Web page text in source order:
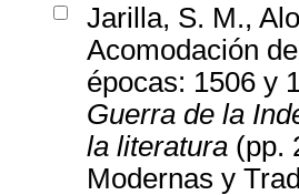
Jarilla, S. M.,
Acomodación
épocas: 1506 y
Guerra de la
la literatura(pp.
Modernas y